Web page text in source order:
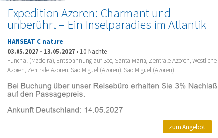
Expedition Azoren: Charmant und
unberührt – Ein Inselparadies im Atlantik
HANSEATIC nature
03.05.2027 - 13.05.2027 • 10 Nächte
Funchal (Madeira), Entspannung auf See, Santa Maria, Zentrale Azoren, Westliche
Azoren, Zentrale Azoren, Sao Miguel (Azoren), Sao Miguel (Azoren)
zum Angebot